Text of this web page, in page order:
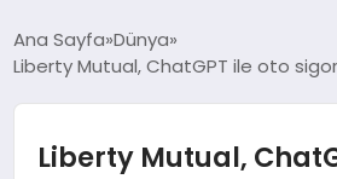
SIGORTA
Ana Sayfa Dünya
Liberty Mutual, ChatGPT ile oto
Liberty Mutual,